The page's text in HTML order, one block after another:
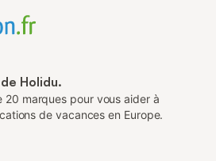
Holidu.
20 marques pour vous aider à
de vacances en Europe.